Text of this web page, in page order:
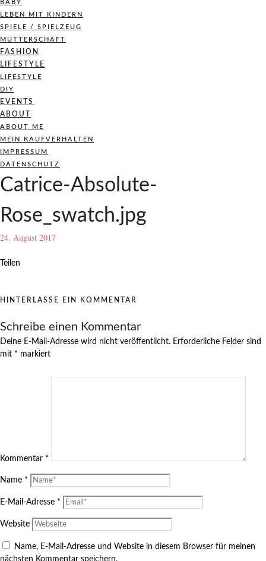
BABY
LEBEN MIT KINDERN
SPIELE / SPIELZEUG
MUTTERSCHAFT
FASHION
LIFESTYLE
LIFESTYLE
DIY
EVENTS
ABOUT
ABOUT ME
MEIN KAUFVERHALTEN
IMPRESSUM
DATENSCHUTZ
Catrice-Absolute-
Rose_swatch.jpg
24. August 2017
Teilen
HINTERLASSE EIN KOMMENTAR
Schreibe einen Kommentar
Deine E-Mail-Adresse wird nicht veröffentlicht. Erforderliche Felder sind
mit * markiert
Kommentar *
Name *
E-Mail-Adresse *
Website
Name, E-Mail-Adresse und Website in diesem Browser für meinen
nächsten Kommentar speichern.